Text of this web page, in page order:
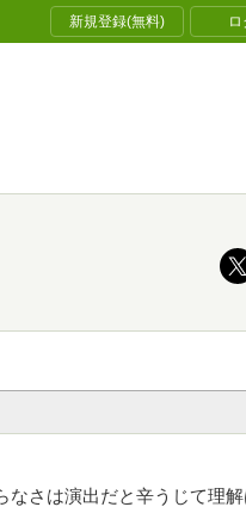
新規登録(無料)
さは演出だと辛うじて理解